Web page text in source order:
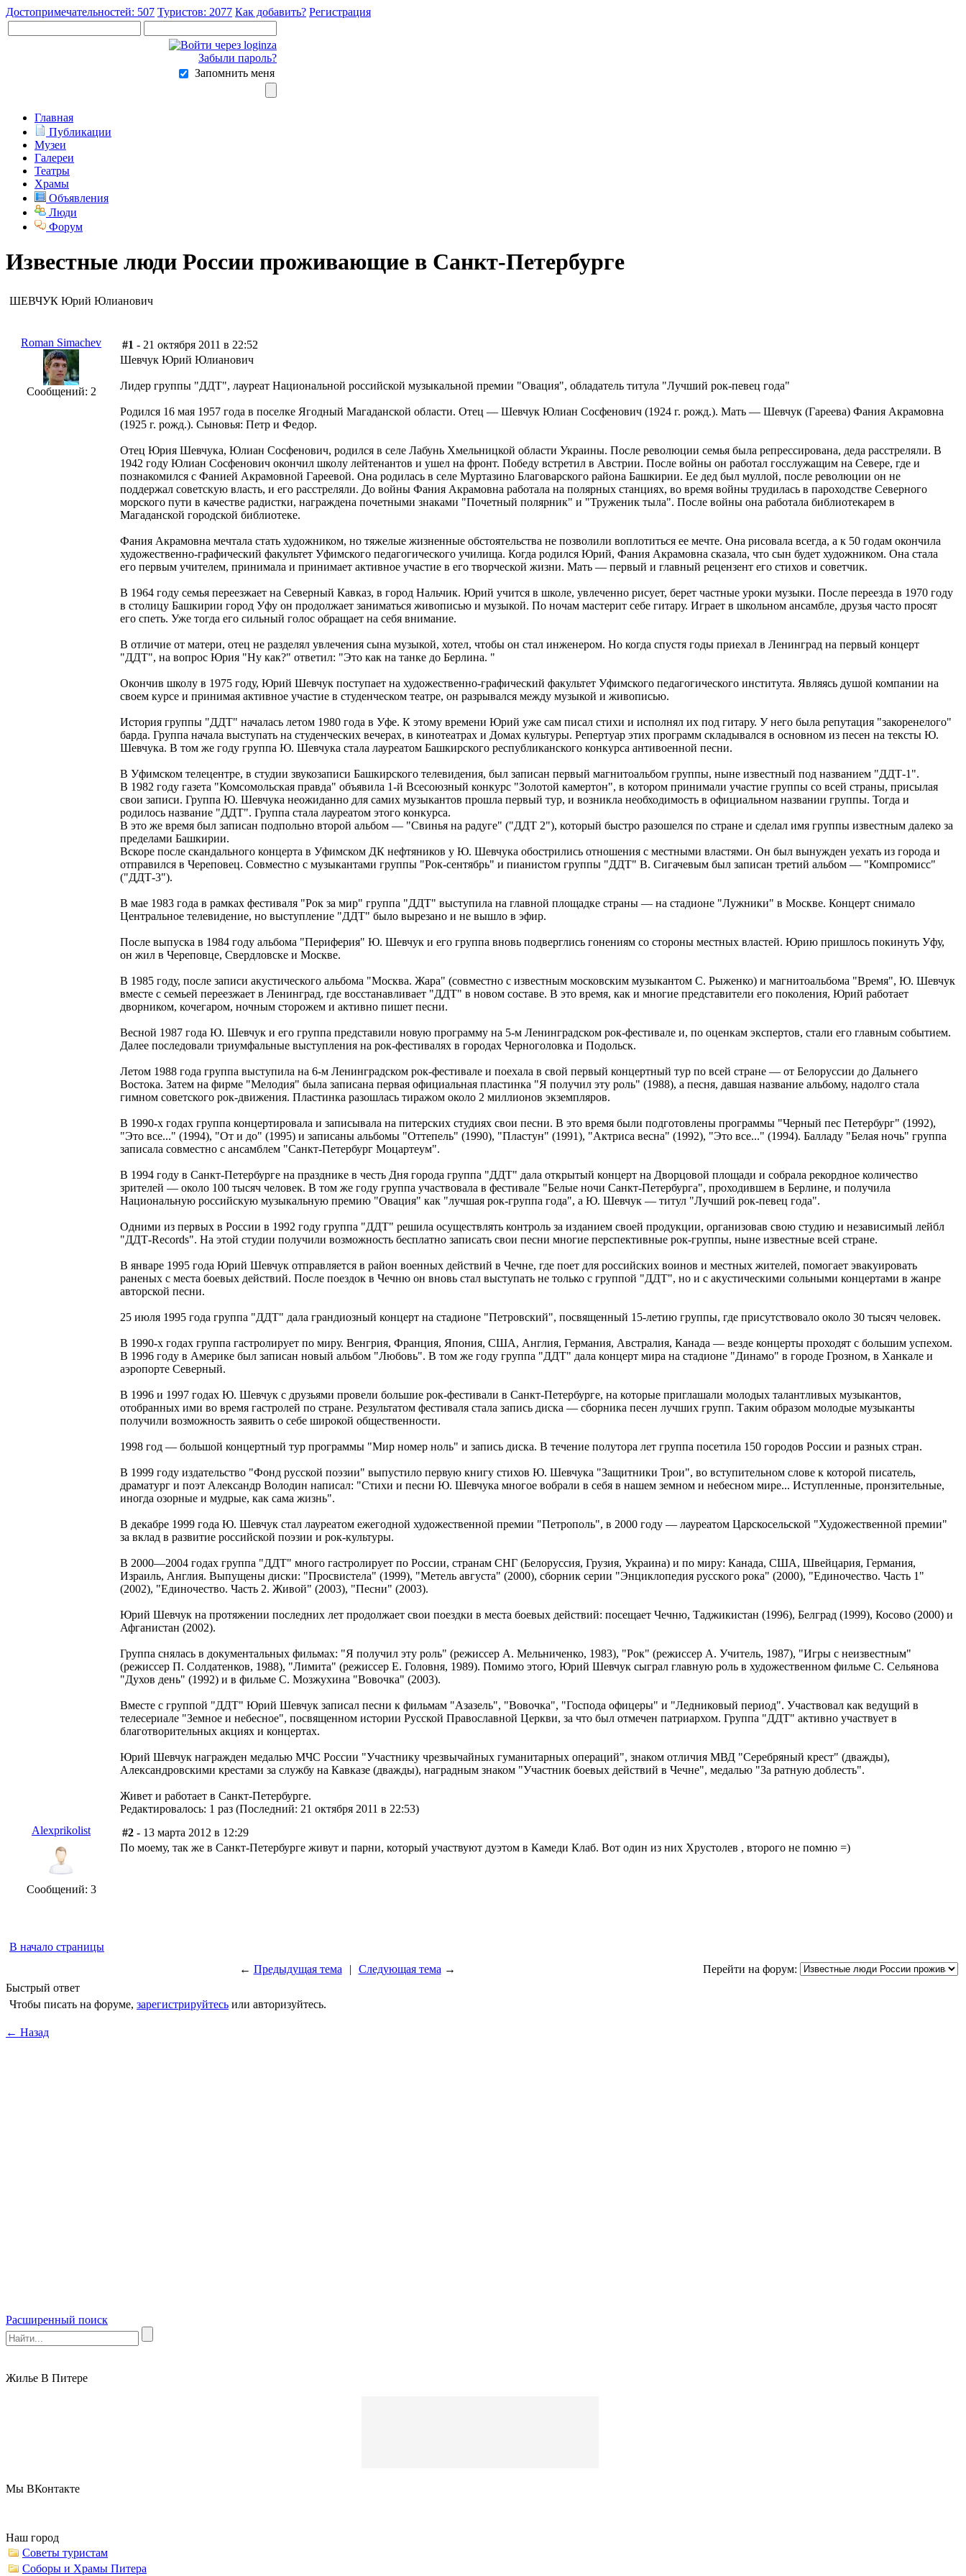
Достопримечательностей: 507 Туристов: 2077 Как добавить? Регистрация
Забыли пароль?
Запомнить меня
Главная
Публикации
Музеи
Галереи
Театры
Храмы
Объявления
Люди
Форум
Известные люди России проживающие в Санкт-Петербурге
ШЕВЧУК Юрий Юлианович
Roman Simachev
Сообщений: 2
#1 - 21 октября 2011 в 22:52
Шевчук Юрий Юлианович
Лидер группы "ДДТ", лауреат Национальной российской музыкальной премии "Овация", обладатель титула "Лучший рок-певец года"
Родился 16 мая 1957 года в поселке Ягодный Магаданской области. Отец — Шевчук Юлиан Сосфенович (1924 г. рожд.). Мать — Шевчук (Гареева) Фания Акрамовна
(1925 г. рожд.). Сыновья: Петр и Федор.
Отец Юрия Шевчука, Юлиан Сосфенович, родился в селе Лабунь Хмельницкой области Украины. После революции семья была репрессирована, деда расстреляли. В
1942 году Юлиан Сосфенович окончил школу лейтенантов и ушел на фронт. Победу встретил в Австрии. После войны он работал госслужащим на Севере, где и
познакомился с Фанией Акрамовной Гареевой. Она родилась в селе Муртазино Благоварского района Башкирии. Ее дед был муллой, после революции он не
поддержал советскую власть, и его расстреляли. До войны Фания Акрамовна работала на полярных станциях, во время войны трудилась в пароходстве Северного
морского пути в качестве радистки, награждена почетными знаками "Почетный полярник" и "Труженик тыла". После войны она работала библиотекарем в
Магаданской городской библиотеке.
Фания Акрамовна мечтала стать художником, но тяжелые жизненные обстоятельства не позволили воплотиться ее мечте. Она рисовала всегда, а к 50 годам окончила
художественно-графический факультет Уфимского педагогического училища. Когда родился Юрий, Фания Акрамовна сказала, что сын будет художником. Она стала
его первым учителем, принимала и принимает активное участие в его творческой жизни. Мать — первый и главный рецензент его стихов и советчик.
В 1964 году семья переезжает на Северный Кавказ, в город Нальчик. Юрий учится в школе, увлеченно рисует, берет частные уроки музыки. После переезда в 1970 году
в столицу Башкирии город Уфу он продолжает заниматься живописью и музыкой. По ночам мастерит себе гитару. Играет в школьном ансамбле, друзья часто просят
его спеть. Уже тогда его сильный голос обращает на себя внимание.
В отличие от матери, отец не разделял увлечения сына музыкой, хотел, чтобы он стал инженером. Но когда спустя годы приехал в Ленинград на первый концерт
"ДДТ", на вопрос Юрия "Ну как?" ответил: "Это как на танке до Берлина. "
Окончив школу в 1975 году, Юрий Шевчук поступает на художественно-графический факультет Уфимского педагогического института. Являясь душой компании на
своем курсе и принимая активное участие в студенческом театре, он разрывался между музыкой и живописью.
История группы "ДДТ" началась летом 1980 года в Уфе. К этому времени Юрий уже сам писал стихи и исполнял их под гитару. У него была репутация "закоренелого"
барда. Группа начала выступать на студенческих вечерах, в кинотеатрах и Домах культуры. Репертуар этих программ складывался в основном из песен на тексты Ю.
Шевчука. В том же году группа Ю. Шевчука стала лауреатом Башкирского республиканского конкурса антивоенной песни.
В Уфимском телецентре, в студии звукозаписи Башкирского телевидения, был записан первый магнитоальбом группы, ныне известный под названием "ДДТ-1".
В 1982 году газета "Комсомольская правда" объявила 1-й Всесоюзный конкурс "Золотой камертон", в котором принимали участие группы со всей страны, присылая
свои записи. Группа Ю. Шевчука неожиданно для самих музыкантов прошла первый тур, и возникла необходимость в официальном названии группы. Тогда и
родилось название "ДДТ". Группа стала лауреатом этого конкурса.
В это же время был записан подпольно второй альбом — "Свинья на радуге" ("ДДТ 2"), который быстро разошелся по стране и сделал имя группы известным далеко за
пределами Башкирии.
Вскоре после скандального концерта в Уфимском ДК нефтяников у Ю. Шевчука обострились отношения с местными властями. Он был вынужден уехать из города и
отправился в Череповец. Совместно с музыкантами группы "Рок-сентябрь" и пианистом группы "ДДТ" В. Сигачевым был записан третий альбом — "Компромисс"
("ДДТ-3").
В мае 1983 года в рамках фестиваля "Рок за мир" группа "ДДТ" выступила на главной площадке страны — на стадионе "Лужники" в Москве. Концерт снимало
Центральное телевидение, но выступление "ДДТ" было вырезано и не вышло в эфир.
После выпуска в 1984 году альбома "Периферия" Ю. Шевчук и его группа вновь подверглись гонениям со стороны местных властей. Юрию пришлось покинуть Уфу,
он жил в Череповце, Свердловске и Москве.
В 1985 году, после записи акустического альбома "Москва. Жара" (совместно с известным московским музыкантом С. Рыженко) и магнитоальбома "Время", Ю. Шевчук
вместе с семьей переезжает в Ленинград, где восстанавливает "ДДТ" в новом составе. В это время, как и многие представители его поколения, Юрий работает
дворником, кочегаром, ночным сторожем и активно пишет песни.
Весной 1987 года Ю. Шевчук и его группа представили новую программу на 5-м Ленинградском рок-фестивале и, по оценкам экспертов, стали его главным событием.
Далее последовали триумфальные выступления на рок-фестивалях в городах Черноголовка и Подольск.
Летом 1988 года группа выступила на 6-м Ленинградском рок-фестивале и поехала в свой первый концертный тур по всей стране — от Белоруссии до Дальнего
Востока. Затем на фирме "Мелодия" была записана первая официальная пластинка "Я получил эту роль" (1988), а песня, давшая название альбому, надолго стала
гимном советского рок-движения. Пластинка разошлась тиражом около 2 миллионов экземпляров.
В 1990-х годах группа концертировала и записывала на питерских студиях свои песни. В это время были подготовлены программы "Черный пес Петербург" (1992),
"Это все..." (1994), "От и до" (1995) и записаны альбомы "Оттепель" (1990), "Пластун" (1991), "Актриса весна" (1992), "Это все..." (1994). Балладу "Белая ночь" группа
записала совместно с ансамблем "Санкт-Петербург Моцартеум".
В 1994 году в Санкт-Петербурге на празднике в честь Дня города группа "ДДТ" дала открытый концерт на Дворцовой площади и собрала рекордное количество
зрителей — около 100 тысяч человек. В том же году группа участвовала в фестивале "Белые ночи Санкт-Петербурга", проходившем в Берлине, и получила
Национальную российскую музыкальную премию "Овация" как "лучшая рок-группа года", а Ю. Шевчук — титул "Лучший рок-певец года".
Одними из первых в России в 1992 году группа "ДДТ" решила осуществлять контроль за изданием своей продукции, организовав свою студию и независимый лейбл
"ДДТ-Records". На этой студии получили возможность бесплатно записать свои песни многие перспективные рок-группы, ныне известные всей стране.
В январе 1995 года Юрий Шевчук отправляется в район военных действий в Чечне, где поет для российских воинов и местных жителей, помогает эвакуировать
раненых с места боевых действий. После поездок в Чечню он вновь стал выступать не только с группой "ДДТ", но и с акустическими сольными концертами в жанре
авторской песни.
25 июля 1995 года группа "ДДТ" дала грандиозный концерт на стадионе "Петровский", посвященный 15-летию группы, где присутствовало около 30 тысяч человек.
В 1990-х годах группа гастролирует по миру. Венгрия, Франция, Япония, США, Англия, Германия, Австралия, Канада — везде концерты проходят с большим успехом.
В 1996 году в Америке был записан новый альбом "Любовь". В том же году группа "ДДТ" дала концерт мира на стадионе "Динамо" в городе Грозном, в Ханкале и
аэропорте Северный.
В 1996 и 1997 годах Ю. Шевчук с друзьями провели большие рок-фестивали в Санкт-Петербурге, на которые приглашали молодых талантливых музыкантов,
отобранных ими во время гастролей по стране. Результатом фестиваля стала запись диска — сборника песен лучших групп. Таким образом молодые музыканты
получили возможность заявить о себе широкой общественности.
1998 год — большой концертный тур программы "Мир номер ноль" и запись диска. В течение полутора лет группа посетила 150 городов России и разных стран.
В 1999 году издательство "Фонд русской поэзии" выпустило первую книгу стихов Ю. Шевчука "Защитники Трои", во вступительном слове к которой писатель,
драматург и поэт Александр Володин написал: "Стихи и песни Ю. Шевчука многое вобрали в себя в нашем земном и небесном мире... Иступленные, пронзительные,
иногда озорные и мудрые, как сама жизнь".
В декабре 1999 года Ю. Шевчук стал лауреатом ежегодной художественной премии "Петрополь", в 2000 году — лауреатом Царскосельской "Художественной премии"
за вклад в развитие российской поэзии и рок-культуры.
В 2000—2004 годах группа "ДДТ" много гастролирует по России, странам СНГ (Белоруссия, Грузия, Украина) и по миру: Канада, США, Швейцария, Германия,
Израиль, Англия. Выпущены диски: "Просвистела" (1999), "Метель августа" (2000), сборник серии "Энциклопедия русского рока" (2000), "Единочество. Часть 1"
(2002), "Единочество. Часть 2. Живой" (2003), "Песни" (2003).
Юрий Шевчук на протяжении последних лет продолжает свои поездки в места боевых действий: посещает Чечню, Таджикистан (1996), Белград (1999), Косово (2000) и
Афганистан (2002).
Группа снялась в документальных фильмах: "Я получил эту роль" (режиссер А. Мельниченко, 1983), "Рок" (режиссер А. Учитель, 1987), "Игры с неизвестным"
(режиссер П. Солдатенков, 1988), "Лимита" (режиссер Е. Головня, 1989). Помимо этого, Юрий Шевчук сыграл главную роль в художественном фильме С. Сельянова
"Духов день" (1992) и в фильме С. Мозжухина "Вовочка" (2003).
Вместе с группой "ДДТ" Юрий Шевчук записал песни к фильмам "Азазель", "Вовочка", "Господа офицеры" и "Ледниковый период". Участвовал как ведущий в
телесериале "Земное и небесное", посвященном истории Русской Православной Церкви, за что был отмечен патриархом. Группа "ДДТ" активно участвует в
благотворительных акциях и концертах.
Юрий Шевчук награжден медалью МЧС России "Участнику чрезвычайных гуманитарных операций", знаком отличия МВД "Серебряный крест" (дважды),
Александровскими крестами за службу на Кавказе (дважды), наградным знаком "Участник боевых действий в Чечне", медалью "За ратную доблесть".
Живет и работает в Санкт-Петербурге.
Редактировалось: 1 раз (Последний: 21 октября 2011 в 22:53)
Alexprikolist
Сообщений: 3
#2 - 13 марта 2012 в 12:29
По моему, так же в Санкт-Петербурге живут и парни, который участвуют дуэтом в Камеди Клаб. Вот один из них Хрустолев , второго не помню =)
В начало страницы
← Предыдущая тема | Следующая тема →
Перейти на форум:
Быстрый ответ
Чтобы писать на форуме, зарегистрируйтесь или авторизуйтесь.
← Назад
Расширенный поиск
Жилье В Питере
Мы ВКонтакте
Наш город
Советы туристам
Соборы и Храмы Питера